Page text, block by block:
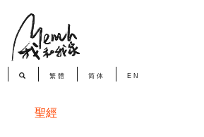
繁體 简体 EN
聖經